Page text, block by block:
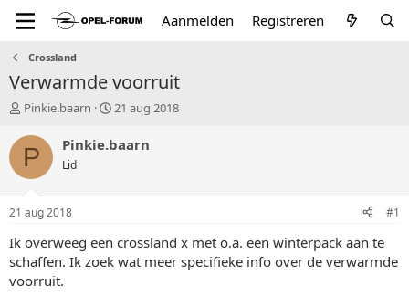
Aanmelden Registreren
Crossland
Verwarmde voorruit
T
p
a
r
t
e
r
Pinkie.baarn
S
a
u
21 aug 2018
P Pinkie.baarn
Lid
21 aug 2018 #1
Ik overweeg een crossland x met o.a. een winterpack aan te
schaffen. Ik zoek wat meer specifieke info over de verwarmde
voorruit.